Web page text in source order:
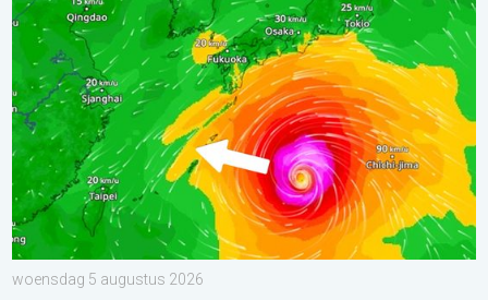
Tyfoon Dolphin op weg naar Japan. Veel regen en wind. . .
woensdag 5 augustus 2026